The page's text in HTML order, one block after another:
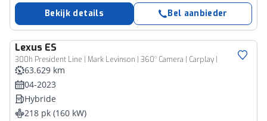
Bekijk details Bel aanbieder
Lexus ES
300h President Line | Mark Levinson | 360° Camera | Carplay |
63.629 km
04-2023
Hybride
218 pk (160 kW)